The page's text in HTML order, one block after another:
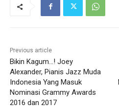
Previous article
Bikin Kagum…! Joey
Alexander, Pianis Jazz Muda
Indonesia Yang Masuk
Nominasi Grammy Awards
2016 dan 2017